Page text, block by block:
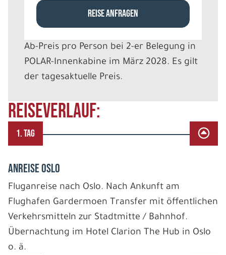
REISEVERLAUF:
1. TAG
Anreise Oslo
Fluganreise nach Oslo. Nach Ankunft am
Flughafen Gardermoen Transfer mit öffentlichen
Verkehrsmitteln zur Stadtmitte / Bahnhof.
Übernachtung im Hotel Clarion The Hub in Oslo
o. ä.
REISE ANFRAGEN
Ab-Preis pro Person bei 2-er Belegung in
POLAR-Innenkabine im März 2028. Es gilt
der tagesaktuelle Preis.